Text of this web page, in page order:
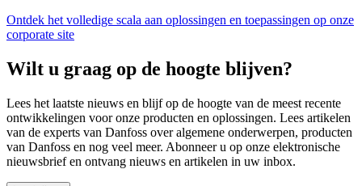
Ontdek het volledige scala aan oplossingen en toepassingen op onze
corporate site
Wilt u graag op de hoogte blijven?
Lees het laatste nieuws en blijf op de hoogte van de meest recente
ontwikkelingen voor onze producten en oplossingen. Lees artikelen
van de experts van Danfoss over algemene onderwerpen, producten
van Danfoss en nog veel meer. Abonneer u op onze elektronische
nieuwsbrief en ontvang nieuws en artikelen in uw inbox.